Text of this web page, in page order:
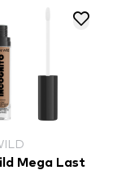
Mega Last